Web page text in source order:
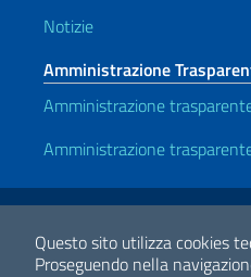
Questo sito utilizza cookies
Proseguendo nella
Notizie
Amministrazione
Amministrazione
Amministrazione
Link Utili